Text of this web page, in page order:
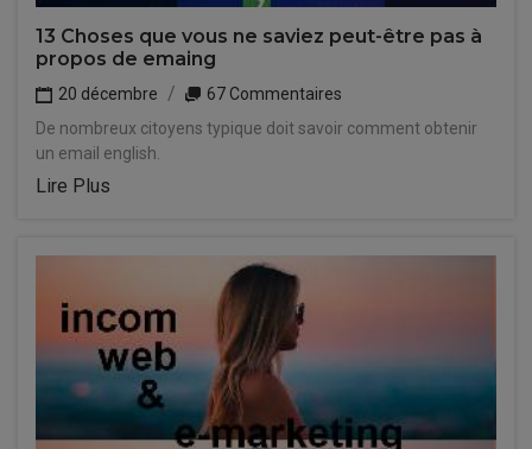
13 Choses que vous ne saviez peut-être pas à
propos de emaing
20 décembre
67 Commentaires
De nombreux citoyens typique doit savoir comment obtenir
un email english.
Lire Plus